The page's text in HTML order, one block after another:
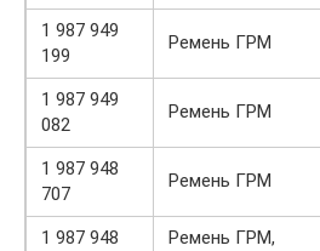
1 987 949
199
Ремень ГРМ
1 987 949
082
Ремень ГРМ
1 987 948
707
Ремень ГРМ
1 987 948
Ремень ГРМ,